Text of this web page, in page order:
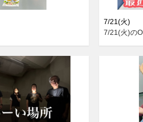
7/21(火)
7/21(火)の